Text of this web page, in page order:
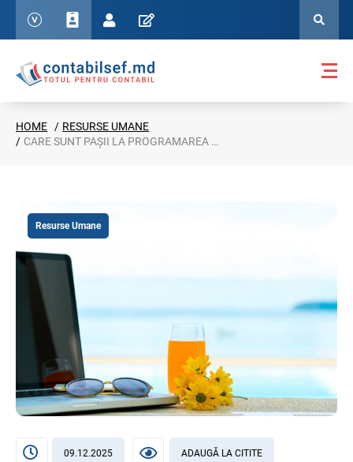
HOME
RESURSE UMANE
CARE SUNT PAȘII LA PROGRAMAREA CONCEDIILOR ANUALE DE ODIHNĂ PENTRU ANUL 2026?
Resurse Umane
09.12.2025 ADAUGĂ LA CITITE